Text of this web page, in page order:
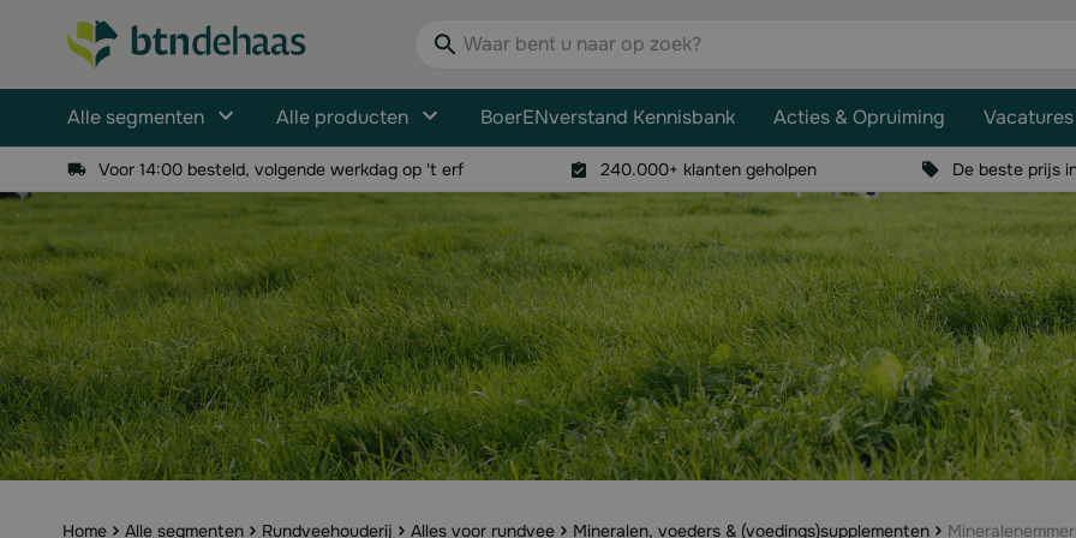
Waar bent u naar op zoek?
Alle segmenten Alle producten BoerENverstand Kennisbank Acties & Opruiming Vacatures
Voor 14:00 besteld, volgende werkdag op 't erf 240.000+ klanten geholpen De beste prijs
Home Alle segmenten Rundveehouderij Alles voor rundvee Mineralen, voeders & (voedings)supplementen